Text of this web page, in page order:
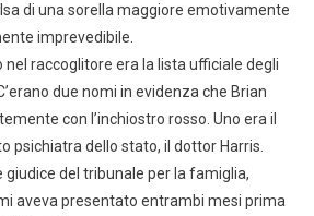
di una sorella maggiore emotivamente
imprevedibile.
nel raccoglitore era la lista ufficiale degli
due nomi in evidenza che Brian
con l’inchiostro rosso. Uno era il
psichiatra dello stato, il dottor Harris.
giudice del tribunale per la famiglia,
aveva presentato entrambi mesi prima